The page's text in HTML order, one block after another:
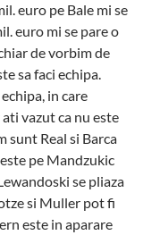
euro pe Bale mi se
euro mi se pare o
de vorbim de
sa faci echipa.
in care
vazut ca nu este
sunt Real si Barca
pe Mandzukic
se pliaza
si Muller pot fi
este in aparare